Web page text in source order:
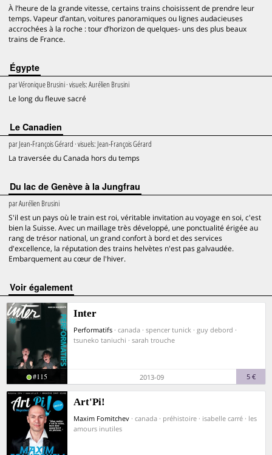
À l’heure de la grande vitesse, certains trains choisissent de prendre leur
temps. Vapeur d’antan, voitures panoramiques ou lignes audacieuses
accrochées à la roche : tour d’horizon de quelques- uns des plus beaux
trains de France.
Égypte
parVéronique Brusini· visuels:Aurélien Brusini
Le long du fleuve sacré
Le Canadien
parJean-François Gérard · visuels: Jean-François Gérard
La traversée du Canada hors du temps
Du lac de Genève à la Jungfrau
parAurélien Brusini
S'il est un pays où le train est roi, véritable invitation au voyage en soi, c'est
bien la Suisse. Avec un maillage très développé, une ponctualité érigée au
rang de trésor national, un grand confort à bord et des services
d'excellence, la réputation des trains helvètes n'est pas galvaudée.
Embarquement au cœur de l'hiver.
voir également
Inter
Performatifs · canada · spencer tunick · guy debord ·
tsuneko taniuchi · sarah trouche
#115 2013-09 5 €
Art'Pi!
Maxim Fomitchev · canada · préhistoire · isabelle carré · les
amours inutiles